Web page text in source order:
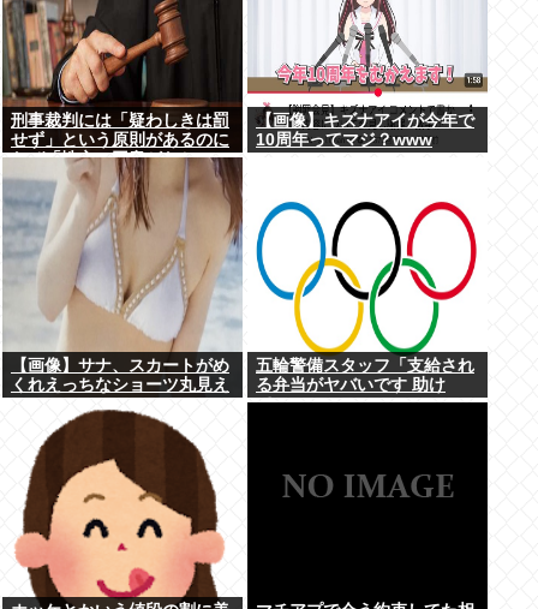
刑事裁判には「疑わしきは罰
せず」という原則があるのに
なぜ「性交の同意がなかっ
た」という確かめようが無い
もので有罪になるの？
【画像】キズナアイが今年で
10周年ってマジ？www
【画像】サナ、スカートがめ
くれえっちなショーツ丸見え
五輪警備スタッフ「支給され
る弁当がヤバいです 助け
て…」